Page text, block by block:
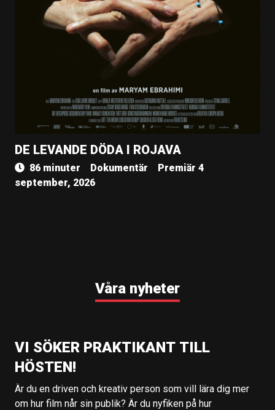
DE LEVANDE DÖDA I ROJAVA
86 minuter Dokumentär
Premiär 4
september, 2026
Våra nyheter
VI SÖKER PRAKTIKANT TILL
HÖSTEN!
Är du en driven och kreativ person som vill lära dig mer
om hur film når sin publik? Är du nyfiken på hur